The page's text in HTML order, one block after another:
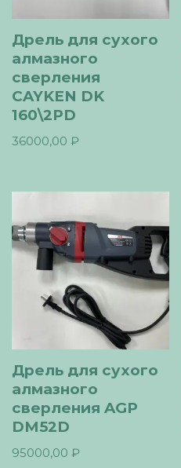
Дрель для сухого
алмазного
сверления
CAYKEN DK
160\2PD
36000,00 ₽
Дрель для сухого
алмазного
сверления AGP
DM52D
95000,00 ₽